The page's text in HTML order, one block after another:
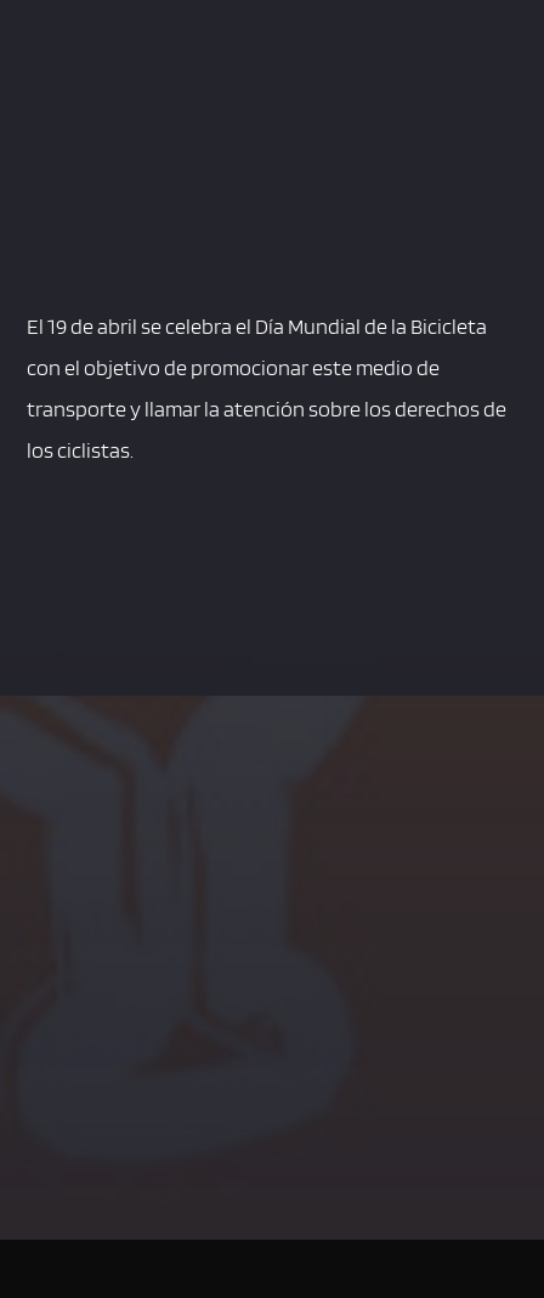
El 19 de abril se celebra el Día Mundial de la Bicicleta
con el objetivo de promocionar este medio de
transporte y llamar la atención sobre los derechos de
los ciclistas.